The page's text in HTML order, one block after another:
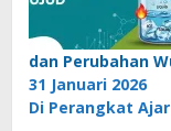
dan Perubahan
31 Januari 2026
Di Perangkat Ajar